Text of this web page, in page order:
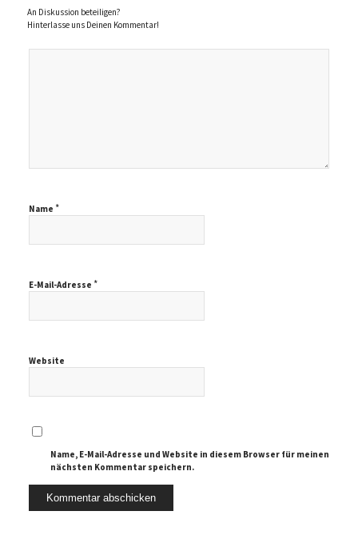
An Diskussion beteiligen?
Hinterlasse uns Deinen Kommentar!
Name *
E-Mail-Adresse *
Website
Name, E-Mail-Adresse und Website in diesem Browser für meinen
nächsten Kommentar speichern.